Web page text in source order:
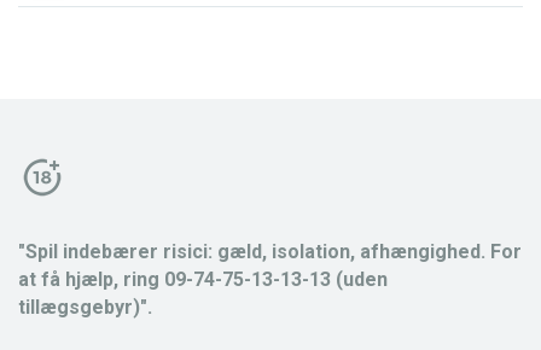
"Spil indebærer risici: gæld, isolation, afhængighed. For
at få hjælp, ring 09-74-75-13-13-13 (uden
tillægsgebyr)".